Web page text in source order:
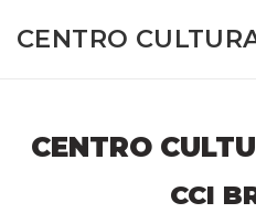
CENTRO
(11) 4781-0328 – (11)
CENTRO
CCI